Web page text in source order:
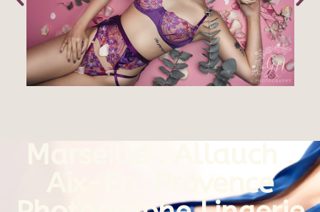
.
Aix-En-Provence